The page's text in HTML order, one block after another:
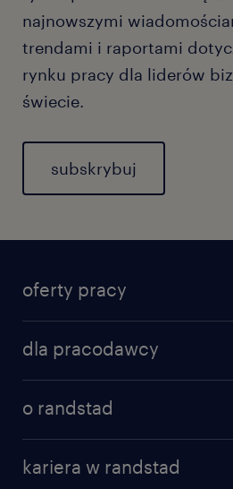
najnowszymi
trendami i raportami
rynku pracy dla liderów
świecie.
subskrybuj
oferty pracy
dla pracodawcy
o randstad
kariera w randstad